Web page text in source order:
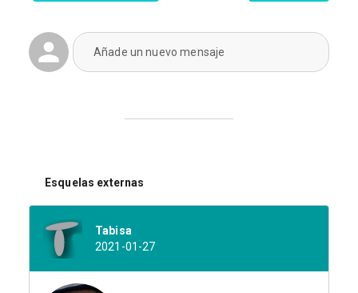
Añade un nuevo mensaje
Esquelas externas
Tabisa
2021-01-27